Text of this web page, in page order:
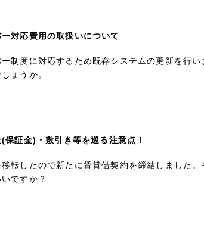
対応費用の取扱いについて
制度に対応するため既存システムの更新を行
ょうか。
保証金)・敷引き等を巡る注意点！
転したので新たに賃貸借契約を締結しました
ですか？